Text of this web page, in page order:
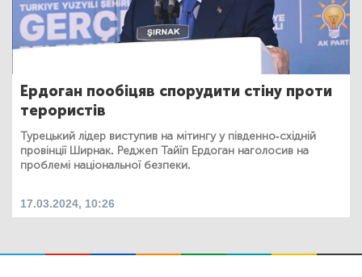
Ердоган пообіцяв спорудити стіну проти
терористів
Турецький лідер виступив на мітингу у південно-східній
провінції Ширнак. Реджеп Тайїп Ердоган наголосив на
проблемі національної безпеки.
17.03.2024, 10:26